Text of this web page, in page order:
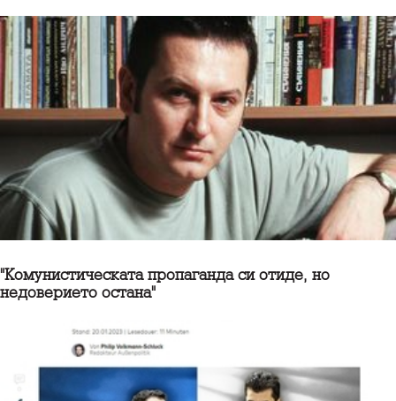
"Комунистическата пропаганда си отиде, но
недоверието остана"